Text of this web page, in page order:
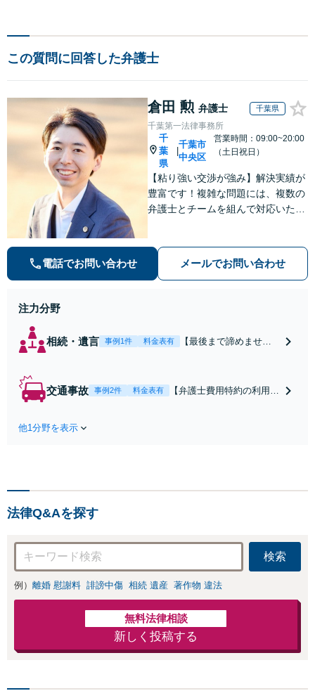
この質問に回答した弁護士
倉田 勲 弁護士 千葉県
千葉第一法律事務所
千
葉
県
千葉市
中央区
営業時間：09:00~20:00
（土日祝日）
【粘り強い交渉が強み】解決実績が
豊富です！複雑な問題には、複数の
弁護士とチームを組んで対応いたし
添い、不安を軽減します。まずはお
気軽にご相談ください。
電話でお問い合わせ メールでお問い合わせ
注力分野
相続・遺言 事例1件 料金表有
【最後まで諦めませ
合意してしまう前にご
交通事故 事例2件 料金表有
【弁護士費用特約の利用＆
は損をしてしまうかもしれ
他1分野を表示
法律Q&Aを探す
検索
例） 離婚 慰謝料 誹謗中傷 相続 遺産 著作物 違法
無料法律相談
新しく投稿する